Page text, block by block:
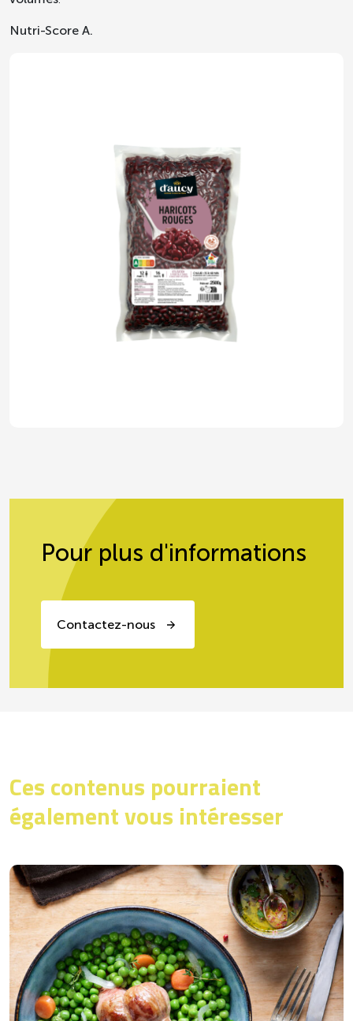
Nutri-Score A.
Pour plus d'informations
Contactez-nous
Ces contenus pourraient
également vous intéresser